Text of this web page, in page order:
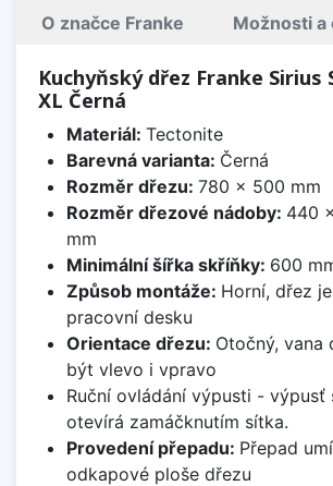
O značce Franke Možnosti a
Kuchyňský dřez Franke Sirius
XL Černá
Materiál: Tectonite
Barevná varianta: Černá
Rozměr dřezu: 780 x 500 mm
Rozměr dřezové nádoby: 440
mm
Minimální šířka skříňky: 600
Způsob montáže: Horní, dřez
pracovní desku
Orientace dřezu: Otočný, vana
být vlevo i vpravo
Ruční ovládání výpusti - výpusť
otevírá zamáčknutím sítka.
Provedení přepadu: Přepad
odkapové ploše dřezu